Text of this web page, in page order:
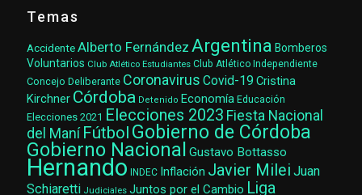
Temas
AccidenteAlberto Fernández Argentina Bomberos
Voluntarios Club Atlético Estudiantes Club Atlético Independiente
Concejo Deliberante Coronavirus Covid-19 Cristina
Kirchner Córdoba Detenido Economía Educación
Elecciones 2021 Elecciones 2023 Fiesta Nacional
del Maní Fútbol Gobierno de Córdoba
Gobierno Nacional Gustavo Bottasso
Hernando INDEC Inflación Javier Milei Juan
Schiaretti Judiciales Juntos por el Cambio Liga